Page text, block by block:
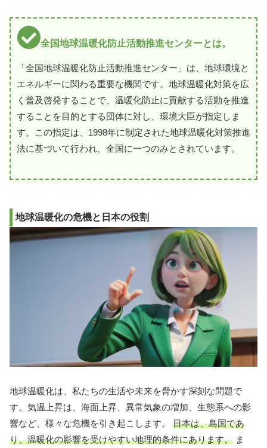
全国地球温暖化防止活動推進センターとは。
「全国地球温暖化防止活動推進センター」は、地球環境と
エネルギーに関わる重要な機関です。地球温暖化対策を広
く普及啓発することで、温暖化防止に貢献する活動を推進
することを目的とする団体に対し、環境大臣が指定しま
す。この指定は、1998年に制定された地球温暖化対策推進
法に基づいて行われ、全国に一つのみとされています。
地球温暖化の危機と日本の役割
地球温暖化は、私たちの生活や未来を脅かす深刻な問題で
す。気温上昇は、海面上昇、異常気象の増加、生態系への影
響など、様々な危機を引き起こします。 日本は、島国であ
り、温暖化の影響を受けやすい地理的条件にあります。 ま